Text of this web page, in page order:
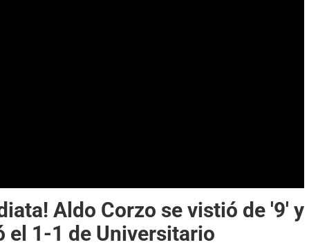
Aldo Corzo se vistió de '9' y
el 1-1 de Universitario